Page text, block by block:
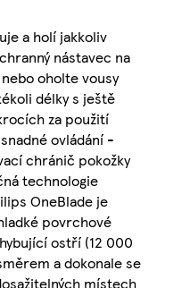
a holí jakkoliv
nástavec na
oholte vousy
délky s ještě
za použití
ovládání -
chránič pokožky
technologie
OneBlade je
povrchové
ostří (12 000
a dokonale se
místech